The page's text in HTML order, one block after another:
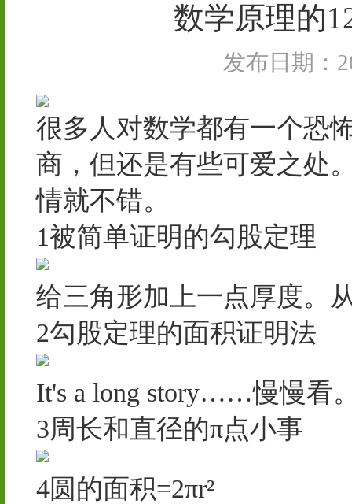
数学原理的
发布日期：
很多人对数学都有一个恐
商，但还是有些可爱之处
情就不错。
1被简单证明的勾股定理
给三角形加上一点厚度。
2勾股定理的面积证明法
It's a long story……慢慢看
3周长和直径的π点小事
4圆的面积=2πr²